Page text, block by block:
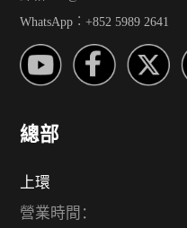
WhatsApp︰+852 5989 2641
總部
上環
營業時間：